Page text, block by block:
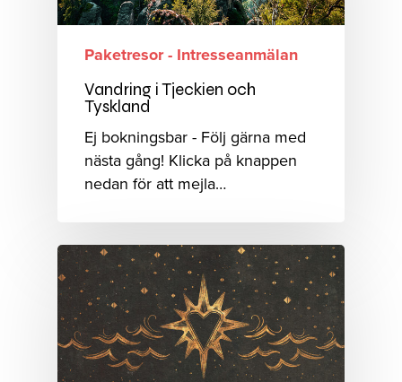
Paketresor - Intresseanmälan
Vandring i Tjeckien och
Tyskland
Ej bokningsbar - Följ gärna med
nästa gång! Klicka på knappen
nedan för att mejla…